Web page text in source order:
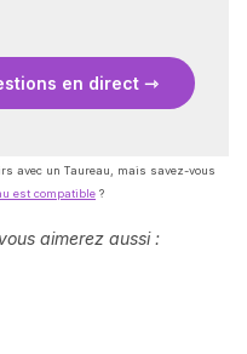
en direct
avec un Taureau, mais savez-vous
est compatible ?
aimerez aussi :